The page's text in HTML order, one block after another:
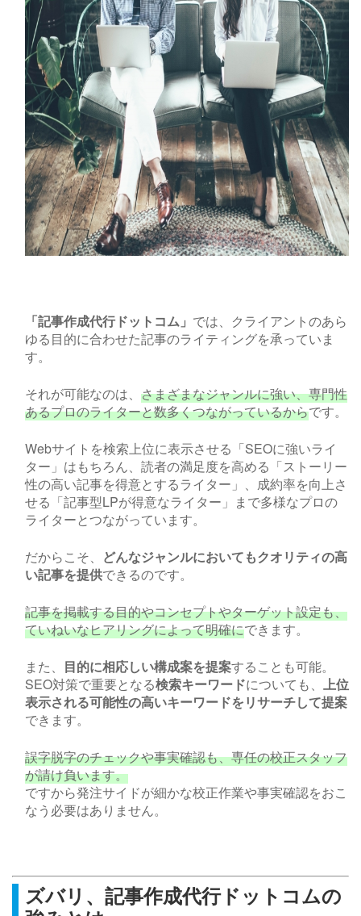
「記事作成代行ドットコム」 では、クライアントのあら
ゆる目的に合わせた記事のライティングを承っていま
す。
それが可能なのは、 さまざまなジャンルに強い、専門性
あるプロのライターと数多くつながっているからです。
Webサイトを検索上位に表示させる「SEOに強いライ
ター」はもちろん、読者の満足度を高める「ストーリー
性の高い記事を得意とするライター」、成約率を向上さ
せる「記事型LPが得意なライター」まで多様なプロの
ライターとつながっています。
だからこそ、 どんなジャンルにおいてもクオリティの高
い記事を提供できるのです。
記事を掲載する目的やコンセプトやターゲット設定も、
ていねいなヒアリングによって明確にできます。
また、 目的に相応しい構成案を提案することも可能。
SEO対策で重要となる検索キーワードについても、 上位
表示される可能性の高いキーワードをリサーチして提案
できます。
誤字脱字のチェックや事実確認も、専任の校正スタッフ
が請け負います。
ですから発注サイドが細かな校正作業や事実確認をおこ
なう必要はありません。
ズバリ、記事作成代行ドットコムの